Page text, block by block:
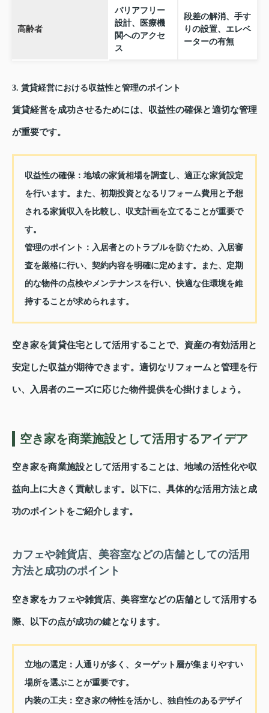
高齢者
バリアフリー
設計、医療機
関へのアクセ
ス
段差の解消、手す
りの設置、エレベ
ーターの有無
3. 賃貸経営における収益性と管理のポイント
賃貸経営を成功させるためには、収益性の確保と適切な管理
が重要です。
収益性の確保：地域の家賃相場を調査し、適正な家賃設定
を行います。また、初期投資となるリフォーム費用と予想
される家賃収入を比較し、収支計画を立てることが重要で
す。
管理のポイント ：入居者とのトラブルを防ぐため、入居審
査を厳格に行い、契約内容を明確に定めます。また、定期
的な物件の点検やメンテナンスを行い、快適な住環境を維
持することが求められます。
空き家を賃貸住宅として活用することで、資産の有効活用と
安定した収益が期待できます。適切なリフォームと管理を行
い、入居者のニーズに応じた物件提供を心掛けましょう。
空き家を商業施設として活用するアイデア
空き家を商業施設として活用することは、地域の活性化や収
益向上に大きく貢献します。以下に、具体的な活用方法と成
功のポイントをご紹介します。
カフェや雑貨店、美容室などの店舗としての活用
方法と成功のポイント
空き家をカフェや雑貨店、美容室などの店舗として活用する
際、以下の点が成功の鍵となります。
立地の選定： 人通りが多く、ターゲット層が集まりやすい
場所を選ぶことが重要です。
内装の工夫： 空き家の特性を活かし、独自性のあるデザイ